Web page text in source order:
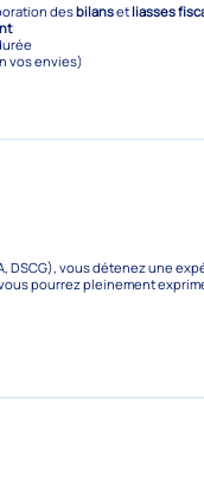
desbilansetliasses
vos envies)
DSCG), vous détenez une
pourrez pleinement